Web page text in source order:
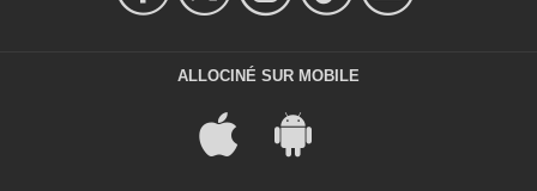
ALLOCINÉ SUR MOBILE